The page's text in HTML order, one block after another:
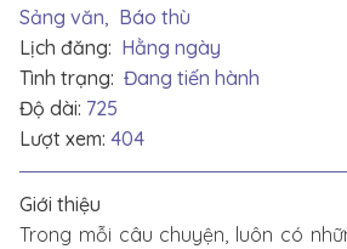
Sảng văn, Báo thù
Lịch đăng: Hằng ngày
Tình trạng: Đang tiến hành
Độ dài: 725
Lượt xem: 404
Giới thiệu
Trong mỗi câu chuyện, luôn có